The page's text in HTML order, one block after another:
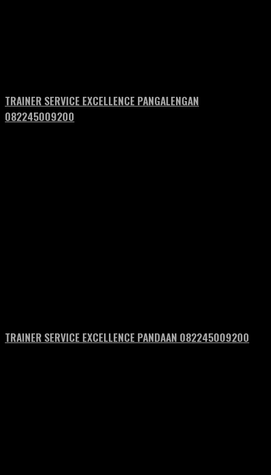
TRAINER SERVICE EXCELLENCE PANGALENGAN
082245009200
TRAINER SERVICE EXCELLENCE PANDAAN 082245009200